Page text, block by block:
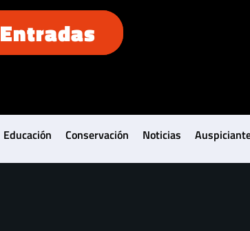
Entradas
Educación Conservación Noticias